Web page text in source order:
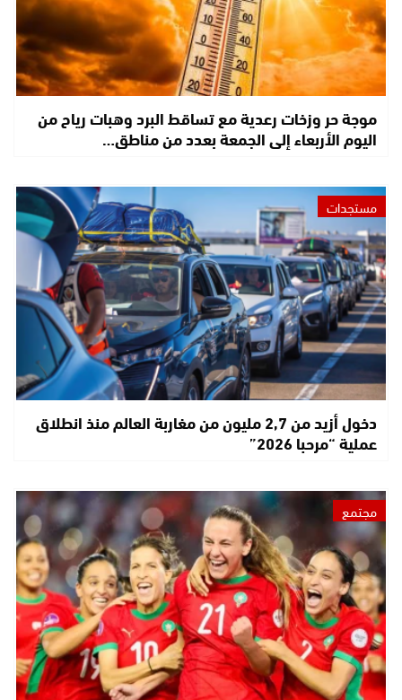
موجة حر وزخات رعدية مع تساقط البرد وهبات رياح من
اليوم الأربعاء إلى الجمعة بعدد من مناطق…
مستجدات
دخول أزيد من 2,7 مليون من مغاربة العالم منذ انطلاق
عملية “مرحبا 2026”
مجتمع